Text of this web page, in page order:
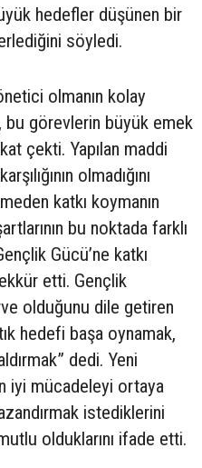
hedefler düşünen bir
söyledi.
olmanın kolay
bu görevlerin büyük emek
çekti. Yapılan maddi
olmadığını
katkı koymanın
bu noktada farklı
Gücü’ne katkı
etti. Gençlik
olduğunu dile getiren
hedefi başa oynamak,
dedi. Yeni
iyi mücadeleyi ortaya
istediklerini
olduklarını ifade etti.